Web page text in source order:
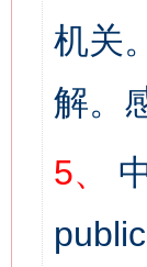
机关
解。
5、